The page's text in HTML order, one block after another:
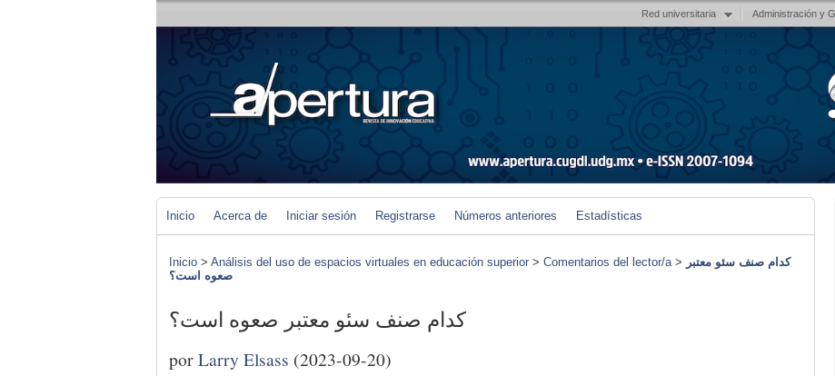
Red universitaria Administración y
Inicio Acerca de Iniciar sesión Registrarse Números anteriores Estadísticas
Inicio > Análisis del uso de espacios virtuales en educación superior > Comentarios del lector/a> کدام صنف سئو معتبر
صعوه است؟
کدام صنف سئو معتبر صعوه است؟
porLarry Elsass (2023-09-20)